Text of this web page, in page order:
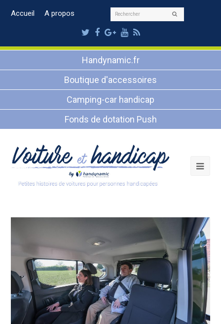
Accueil A propos Rechercher
Twitter
Facebook
Google
Plus
Youtube
RSS
Handynamic.fr
Boutique d'accessoires
Camping-car handicap
Fonds de dotation Push